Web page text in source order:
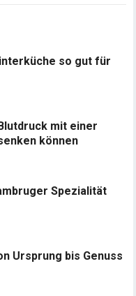
so gut für
mit einer
können
Spezialität
Ursprung bis Genuss